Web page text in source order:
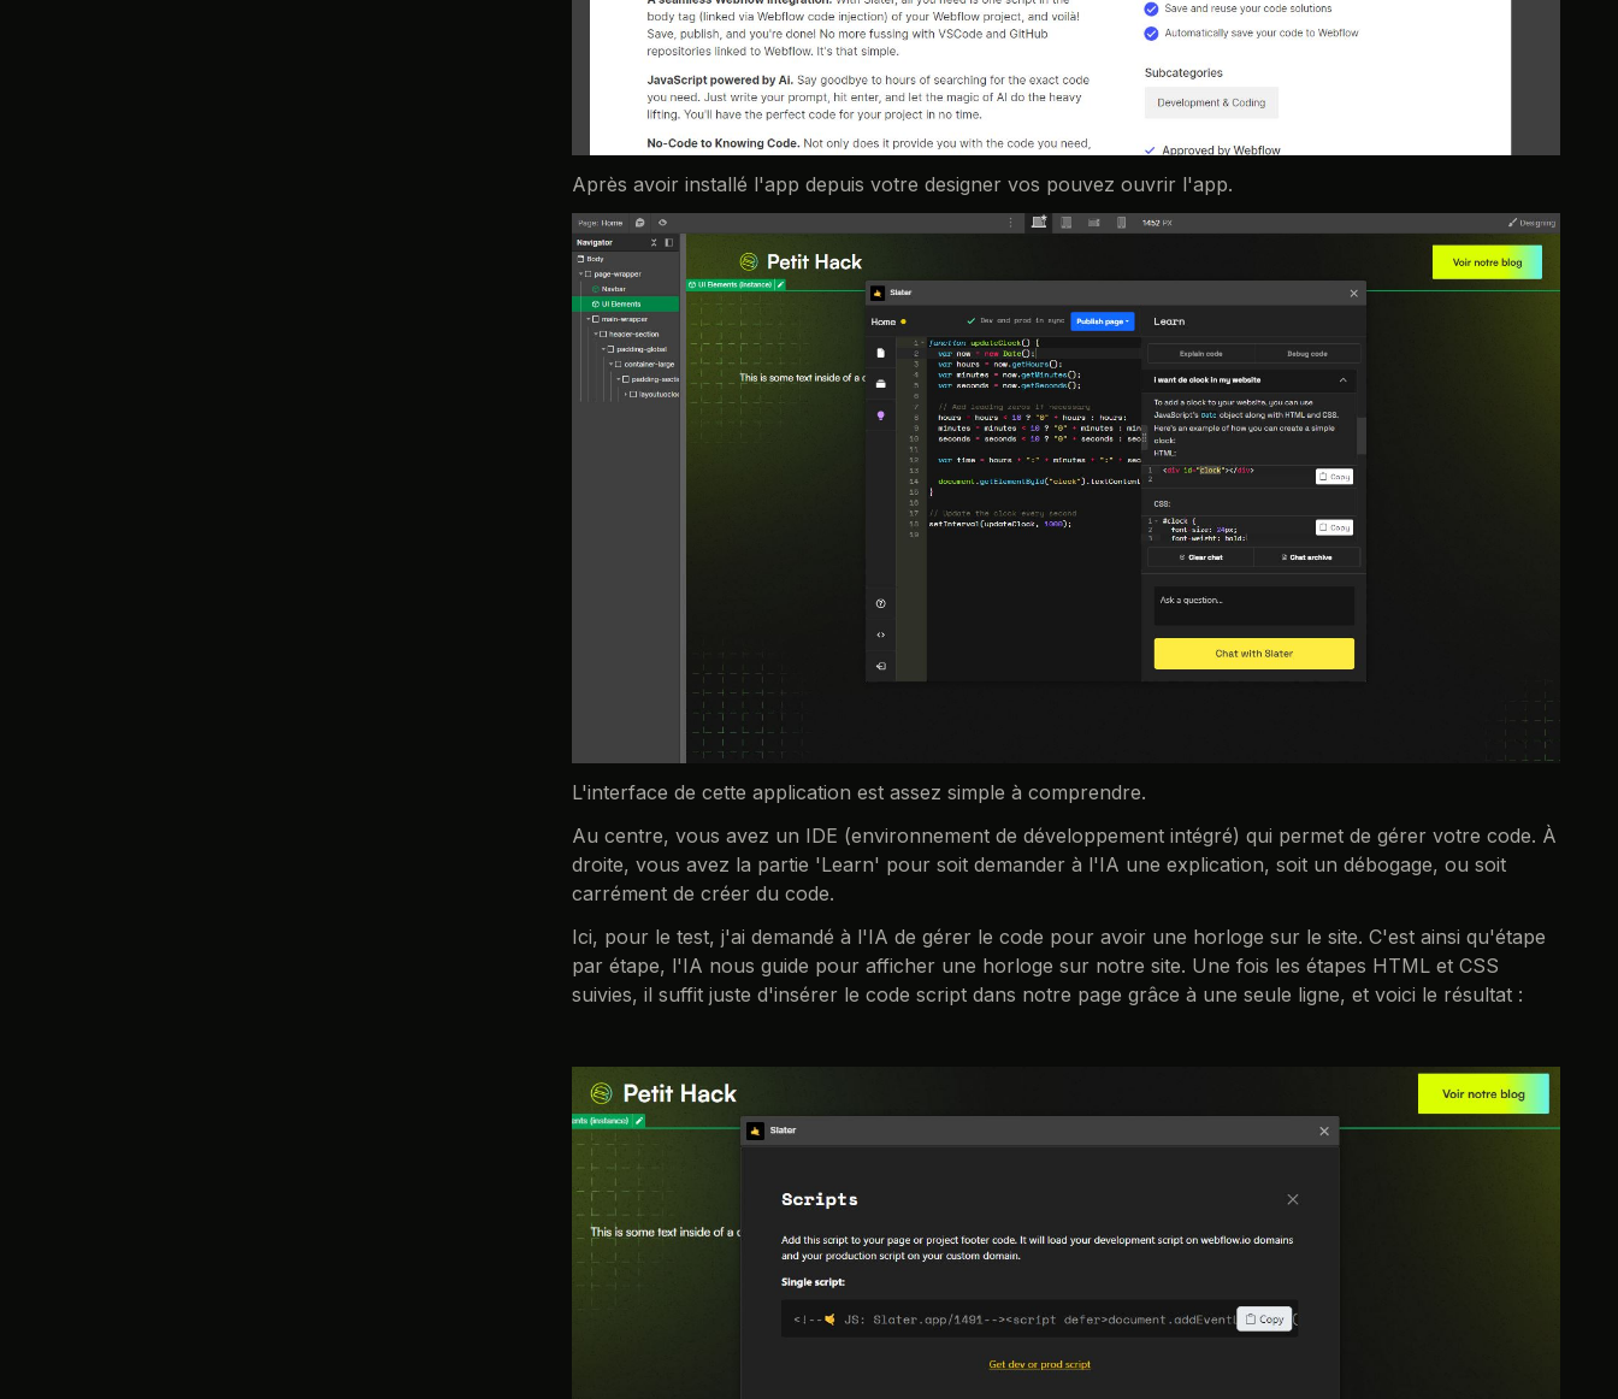
Après avoir installé l'app depuis votre designer vos pouvez ouvrir l'app.
L'interface de cette application est assez simple à comprendre.
Au centre, vous avez un IDE (environnement de développement intégré) qui permet de gérer votre code. À
droite, vous avez la partie 'Learn' pour soit demander à l'IA une explication, soit un débogage, ou soit
carrément de créer du code.
Ici, pour le test, j'ai demandé à l'IA de gérer le code pour avoir une horloge sur le site. C'est ainsi qu'étape
par étape, l'IA nous guide pour afficher une horloge sur notre site. Une fois les étapes HTML et CSS
suivies, il suffit juste d'insérer le code script dans notre page grâce à une seule ligne, et voici le résultat :